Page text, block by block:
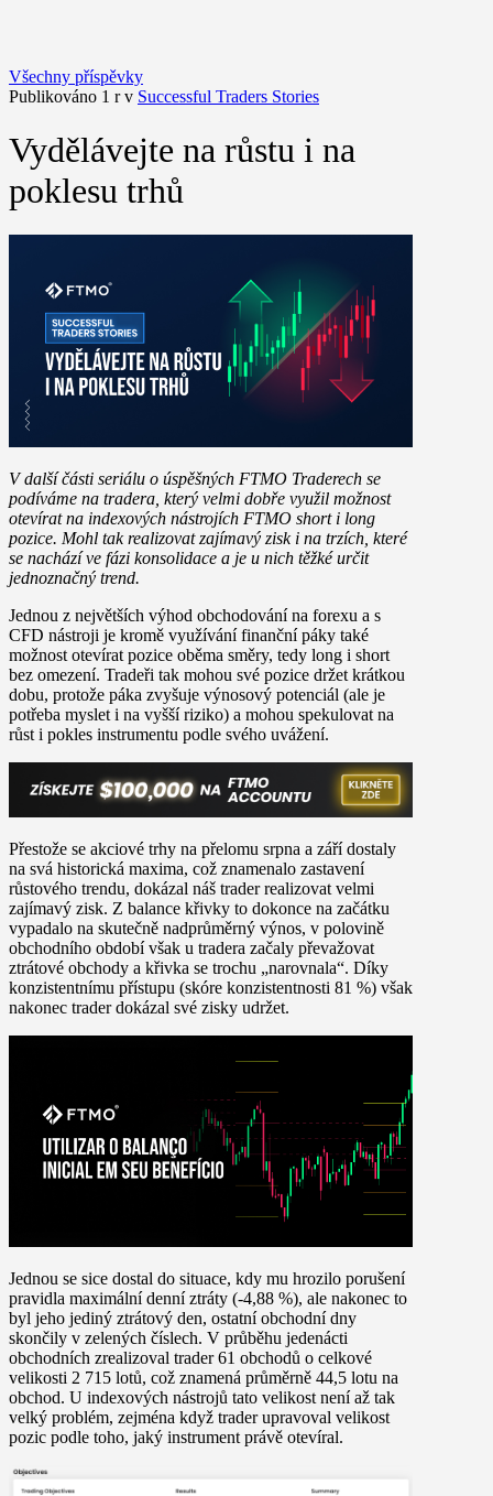
Všechny příspěvky
Publikováno 1 r v Successful Traders Stories
Vydělávejte na růstu i na
poklesu trhů
V další části seriálu o úspěšných FTMO Traderech se
podíváme na tradera, který velmi dobře využil možnost
otevírat na indexových nástrojích FTMO short i long
pozice. Mohl tak realizovat zajímavý zisk i na trzích, které
se nachází ve fázi konsolidace a je u nich těžké určit
jednoznačný trend.
Jednou z největších výhod obchodování na forexu a s
CFD nástroji je kromě využívání finanční páky také
možnost otevírat pozice oběma směry, tedy long i short
bez omezení. Tradeři tak mohou své pozice držet krátkou
dobu, protože páka zvyšuje výnosový potenciál (ale je
potřeba myslet i na vyšší riziko) a mohou spekulovat na
růst i pokles instrumentu podle svého uvážení.
Přestože se akciové trhy na přelomu srpna a září dostaly
na svá historická maxima, což znamenalo zastavení
růstového trendu, dokázal náš trader realizovat velmi
zajímavý zisk. Z balance křivky to dokonce na začátku
vypadalo na skutečně nadprůměrný výnos, v polovině
obchodního období však u tradera začaly převažovat
ztrátové obchody a křivka se trochu „narovnala“. Díky
konzistentnímu přístupu (skóre konzistentnosti 81 %) však
nakonec trader dokázal své zisky udržet.
Jednou se sice dostal do situace, kdy mu hrozilo porušení
pravidla maximální denní ztráty (-4,88 %), ale nakonec to
byl jeho jediný ztrátový den, ostatní obchodní dny
skončily v zelených číslech. V průběhu jedenácti
obchodních zrealizoval trader 61 obchodů o celkové
velikosti 2 715 lotů, což znamená průměrně 44,5 lotu na
obchod. U indexových nástrojů tato velikost není až tak
velký problém, zejména když trader upravoval velikost
pozic podle toho, jaký instrument právě otevíral.